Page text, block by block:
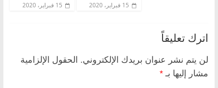
15 فبراير، 2020 15 فبراير، 2020
اترك تعليقاً
لن يتم نشر عنوان بريدك الإلكتروني. الحقول الإلزامية
مشار إليها بـ *